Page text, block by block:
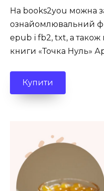
На books2you можна
ознайомлювальний
epub і fb2, txt, а також
книги «Точка Нуль»
Купити